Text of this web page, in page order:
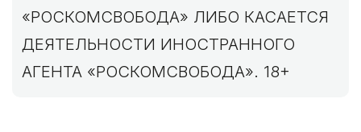
«РОСКОМСВОБОДА» ЛИБО КАСАЕТСЯ
ДЕЯТЕЛЬНОСТИ ИНОСТРАННОГО
АГЕНТА «РОСКОМСВОБОДА». 18+